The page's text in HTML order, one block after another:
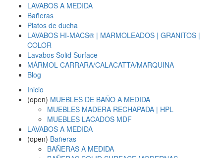
LAVABOS A MEDIDA
Bañeras
Platos de ducha
LAVABOS HI-MACS® | MARMOLEADOS | GRANITOS |
COLOR
Lavabos Solid Surface
MÁRMOL CARRARA/CALACATTA/MARQUINA
Blog
Inicio
(open) MUEBLES DE BAÑO A MEDIDA
MUEBLES MADERA RECHAPADA | HPL
MUEBLES LACADOS MDF
LAVABOS A MEDIDA
(open) Bañeras
BAÑERAS A MEDIDA